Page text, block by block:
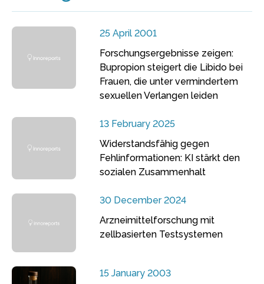
25 April 2001
Forschungsergebnisse zeigen:
Bupropion steigert die Libido bei
Frauen, die unter vermindertem
sexuellen Verlangen leiden
13 February 2025
Widerstandsfähig gegen
Fehlinformationen: KI stärkt den
sozialen Zusammenhalt
30 December 2024
Arzneimittelforschung mit
zellbasierten Testsystemen
15 January 2003